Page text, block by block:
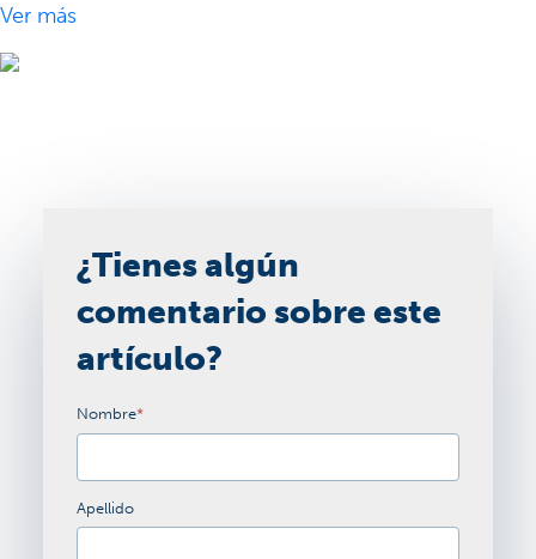
Ver más
¿Tienes algún
comentario sobre este
artículo?
Nombre*
Apellido